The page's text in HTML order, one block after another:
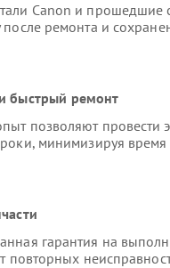
Canon и прошедшие
ремонта и
быстрый ремонт
позволяют провести
минимизируя время
гарантия на
повторных